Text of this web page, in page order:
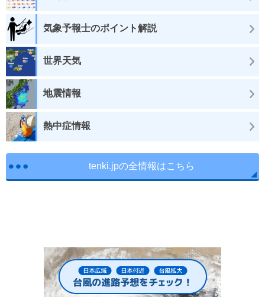
気象予報士のポイント解説
世界天気
地震情報
熱中症情報
tenki.jpの全情報はこちら